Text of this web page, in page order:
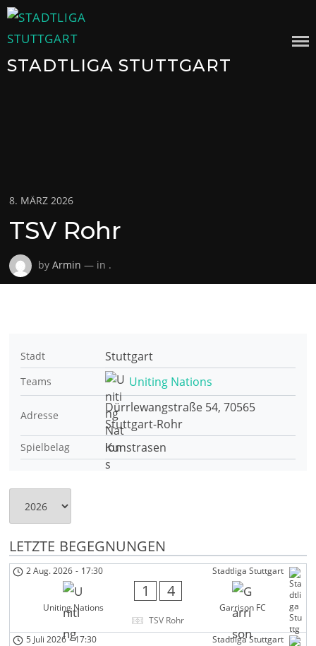
Skip
to
STADTLIGA STUTTGART
Posted
on
8. MÄRZ 2026
TSV Rohr
byArmin — in .
Stadt Stuttgart
Teams Uniting Nations
Adresse
Dürrlewangstraße 54, 70565
Stuttgart-Rohr
Spielbelag Kunstrasen
LETZTE BEGEGNUNGEN
Stadtliga Stuttgart
2 Aug. 2026 - 17:30
Uniting Nations
1 4
Garrison FC
TSV Rohr
Stadtliga Stuttgart
5 Juli 2026 - 17:30